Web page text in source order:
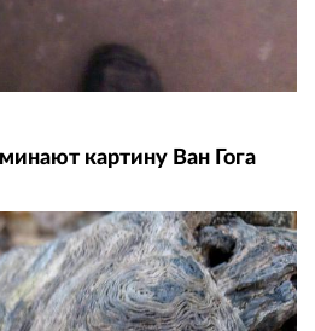
картину Ван Гога